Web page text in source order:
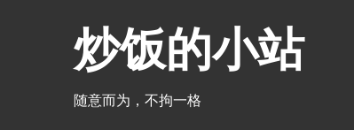
炒饭的小站
随意而为，不拘一格